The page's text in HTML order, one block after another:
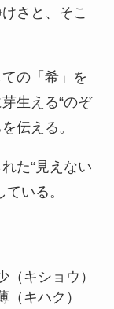
さと、そこ
の「希」を
生える“のぞ
伝える。
た“見えない
いる。
キショウ）
（キハク）